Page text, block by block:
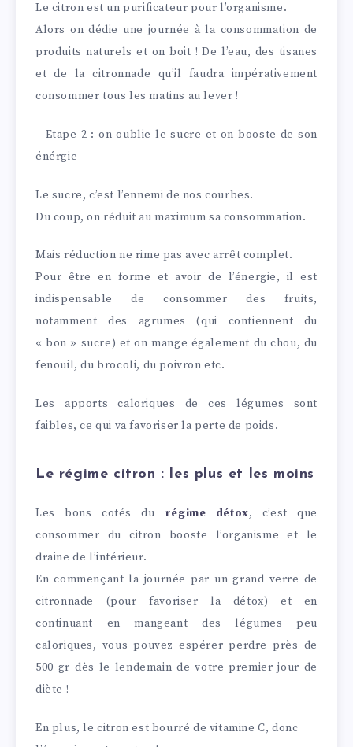
Le citron est un purificateur pour l’organisme.
Alors on dédie une journée à la consommation de
produits naturels et on boit ! De l’eau, des tisanes
et de la citronnade qu’il faudra impérativement
consommer tous les matins au lever !
– Etape 2 : on oublie le sucre et on booste de son
énérgie
Le sucre, c’est l’ennemi de nos courbes.
Du coup, on réduit au maximum sa consommation.
Mais réduction ne rime pas avec arrêt complet.
Pour être en forme et avoir de l’énergie, il est
indispensable de consommer des fruits,
notamment des agrumes (qui contiennent du
« bon » sucre) et on mange également du chou, du
fenouil, du brocoli, du poivron etc.
Les apports caloriques de ces légumes sont
faibles, ce qui va favoriser la perte de poids.
Le régime citron : les plus et les moins
Les bons cotés du régime détox, c’est que
consommer du citron booste l’organisme et le
draine de l’intérieur.
En commençant la journée par un grand verre de
citronnade (pour favoriser la détox) et en
continuant en mangeant des légumes peu
caloriques, vous pouvez espérer perdre près de
500 gr dès le lendemain de votre premier jour de
diète !
En plus, le citron est bourré de vitamine C, donc